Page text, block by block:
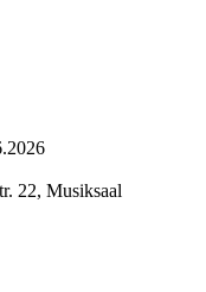
22, Musiksaal